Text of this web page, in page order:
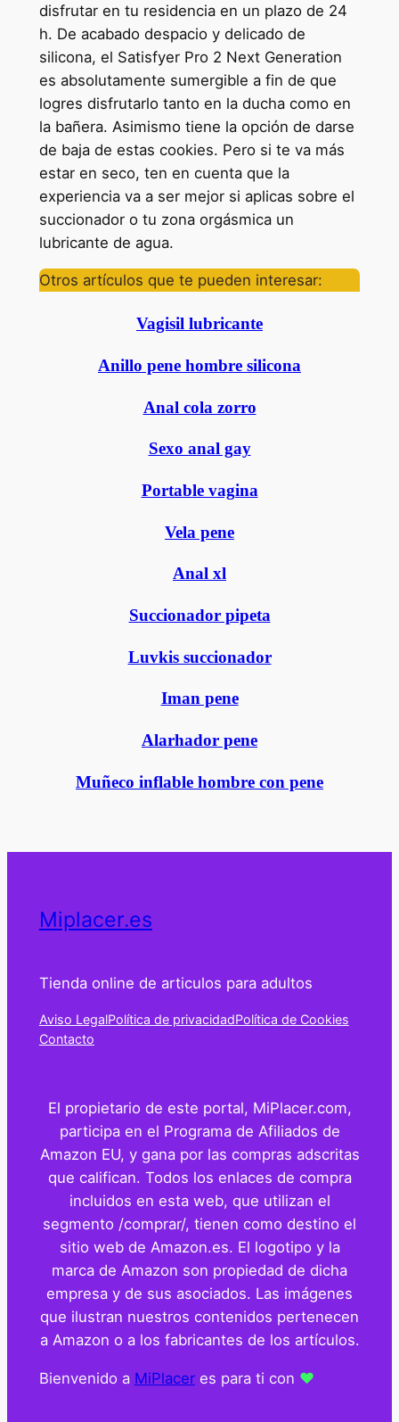
disfrutar en tu residencia en un plazo de 24
h. De acabado despacio y delicado de
silicona, el Satisfyer Pro 2 Next Generation
es absolutamente sumergible a fin de que
logres disfrutarlo tanto en la ducha como en
la bañera. Asimismo tiene la opción de darse
de baja de estas cookies. Pero si te va más
estar en seco, ten en cuenta que la
experiencia va a ser mejor si aplicas sobre el
succionador o tu zona orgásmica un
lubricante de agua.
Otros artículos que te pueden interesar:
Vagisil lubricante
Anillo pene hombre silicona
Anal cola zorro
Sexo anal gay
Portable vagina
Vela pene
Anal xl
Succionador pipeta
Luvkis succionador
Iman pene
Alarhador pene
Muñeco inflable hombre con pene
Miplacer.es
Tienda online de articulos para adultos
Aviso LegalPolítica de privacidadPolítica de Cookies
Contacto
El propietario de este portal, MiPlacer.com,
participa en el Programa de Afiliados de
Amazon EU, y gana por las compras adscritas
que califican. Todos los enlaces de compra
incluidos en esta web, que utilizan el
segmento /comprar/, tienen como destino el
sitio web de Amazon.es. El logotipo y la
marca de Amazon son propiedad de dicha
empresa y de sus asociados. Las imágenes
que ilustran nuestros contenidos pertenecen
a Amazon o a los fabricantes de los artículos.
Bienvenido a MiPlaceres para ti con ❤